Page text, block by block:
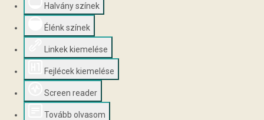
Halvány színek
Élénk színek
Linkek kiemelése
Fejlécek kiemelése
Screen reader
Tovább olvasom